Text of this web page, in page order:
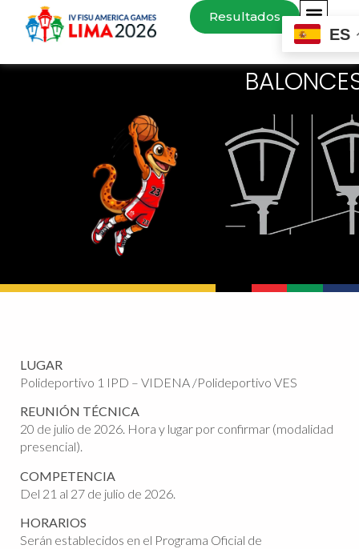
Resultados
LUGAR
Polideportivo 1 IPD – VIDENA /Polideportivo VES
REUNIÓN TÉCNICA
20 de julio de 2026. Hora y lugar por confirmar (modalidad
presencial).
COMPETENCIA
Del 21 al 27 de julio de 2026.
HORARIOS
Serán establecidos en el Programa Oficial de
ES